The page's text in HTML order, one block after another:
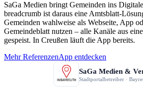
SaGa Medien bringt Gemeinden ins
breadcrumb ist daraus eine Amtsblatt-
Gemeinden wahlweise als Webseite, App
Gemeindeblatt nutzen – alle Kanäle aus
gespeist. In Creußen läuft die App bereits.
Mehr ReferenzenApp entdecken
SaGa Medien &
Stadtportalbetreiber ·